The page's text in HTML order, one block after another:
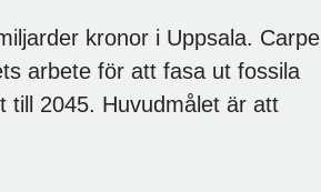
kronor i Uppsala. Carpe
arbete för att fasa ut fossila
till 2045. Huvudmålet är att